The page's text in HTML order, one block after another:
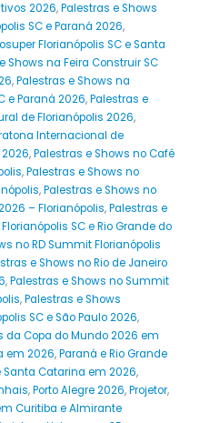
2026,Palestras e Shows
SC e Paraná 2026,
Florianópolis SC e Santa
Shows na Feira Construir SC
,Palestras e Shows na
e Paraná 2026,Palestras e
de Florianópolis 2026,
Internacional de
2026,Palestras e Shows no Café
,Palestras e Shows no
,Palestras e Shows no
– Florianópolis,Palestras e
SC e Rio Grande do
no RD Summit Florianópolis
e Shows no Rio de Janeiro
,Palestras e Shows no Summit
,Palestras e Shows
SC e São Paulo 2026,
da Copa do Mundo 2026 em
em 2026,Paraná e Rio Grande
Santa Catarina em 2026,
,Porto Alegre 2026,Projetor,
Curitiba e Almirante